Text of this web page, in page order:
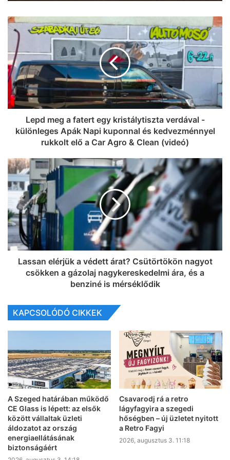
szólóénekes – így csapatták anno a
Nyers zenekarral Szegeden
meghódíthatja, Magyarországot és
Szegedet képviselhetik az európai
döntőben
Lepd meg a fatert egy kristálytiszta verdával -
különleges Apák Napi kuponnal és kedvezménnyel
rukkolt elő a Car Agro & Clean (videó)
Lassan elérjük a védett árat? Csütörtökön nagyot
csökken a gázolaj nagykereskedelmi ára, és a
benziné is mérséklődik
KAPCSOLÓDÓ CIKKEK
A Szeged határában működő
CE Glass is lépett: az elsők
között vállaltak üzleti
áldozatot az ország
energiaellátásának
biztonságáért
Csavarodj rá a retro
lágyfagyira a szegedi
hőségben – új üzletet nyitott
a Retro Fagyi
2026, augusztus 3. 11:18